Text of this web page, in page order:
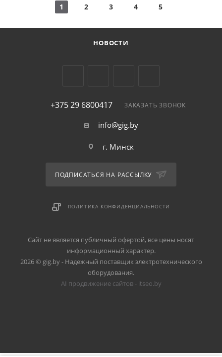
1 2 3 4 5
НОВОСТИ
+375 29 6800417 ЗАКАЗАТЬ ЗВОНОК
info@gig.by
г. Минск
ПОДПИСАТЬСЯ НА РАССЫЛКУ
ПОЛИТИКА КОНФИДЕНЦИАЛЬНОСТИ
Сайт не является публичный офертой, все цены носят
информационный характер.
2026 © gig.by - Надежный поставщик электротехнического
оборудования.
AI продвижение сайтов - itseo.by